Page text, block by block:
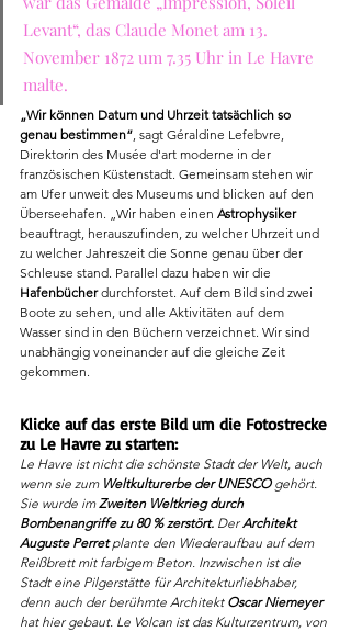
Levant“, das Claude Monet am 13.
November 1872 um 7.35 Uhr in Le Havre
malte.
„Wir können Datum und Uhrzeit tatsächlich so
genau bestimmen“, sagt Géraldine Lefebvre,
Direktorin des Musée d'art moderne in der
französischen Küstenstadt. Gemeinsam stehen wir
am Ufer unweit des Museums und blicken auf den
Überseehafen. „Wir haben einen Astrophysiker
beauftragt, herauszufinden, zu welcher Uhrzeit und
zu welcher Jahreszeit die Sonne genau über der
Schleuse stand. Parallel dazu haben wir die
Hafenbücher durchforstet. Auf dem Bild sind zwei
Boote zu sehen, und alle Aktivitäten auf dem
Wasser sind in den Büchern verzeichnet. Wir sind
unabhängig voneinander auf die gleiche Zeit
gekommen.
Klicke auf das erste Bild um die Fotostrecke
zu Le Havre zu starten:
Le Havre ist nicht die schönste Stadt der Welt, auch
wenn sie zum Weltkulturerbe der UNESCO gehört.
Sie wurde im Zweiten Weltkrieg durch
Bombenangriffe zu 80 % zerstört. Der Architekt
Auguste Perret plante den Wiederaufbau auf dem
Reißbrett mit farbigem Beton. Inzwischen ist die
Stadt eine Pilgerstätte für Architekturliebhaber,
denn auch der berühmte Architekt Oscar Niemeyer
hat hier gebaut. Le Volcan ist das Kulturzentrum, von